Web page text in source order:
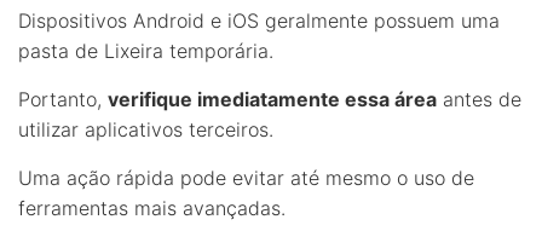
Dispositivos Android e iOS geralmente possuem uma
pasta de Lixeira temporária.
Portanto, verifique imediatamente essa área antes de
utilizar aplicativos terceiros.
Uma ação rápida pode evitar até mesmo o uso de
ferramentas mais avançadas.